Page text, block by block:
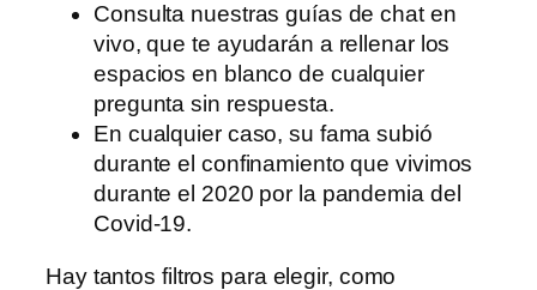
Consulta nuestras guías de chat en
vivo, que te ayudarán a rellenar los
espacios en blanco de cualquier
pregunta sin respuesta.
En cualquier caso, su fama subió
durante el confinamiento que vivimos
durante el 2020 por la pandemia del
Covid-19.
Hay tantos filtros para elegir, como